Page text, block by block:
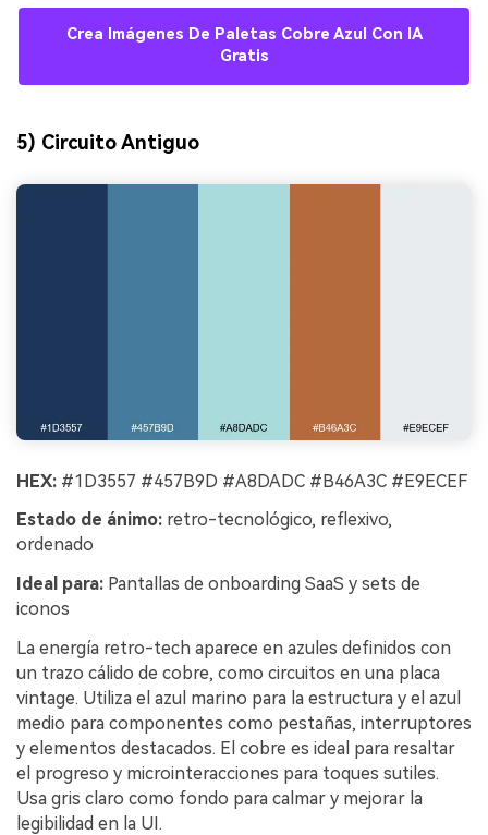
Crea Imágenes De Paletas Cobre Azul Con IA
Gratis
5) Circuito Antiguo
HEX: #1D3557 #457B9D #A8DADC #B46A3C #E9ECEF
Estado de ánimo: retro-tecnológico, reflexivo,
ordenado
Ideal para: Pantallas de onboarding SaaS y sets de
iconos
La energía retro-tech aparece en azules definidos con
un trazo cálido de cobre, como circuitos en una placa
vintage. Utiliza el azul marino para la estructura y el azul
medio para componentes como pestañas, interruptores
y elementos destacados. El cobre es ideal para resaltar
el progreso y microinteracciones para toques sutiles.
Usa gris claro como fondo para calmar y mejorar la
legibilidad en la UI.